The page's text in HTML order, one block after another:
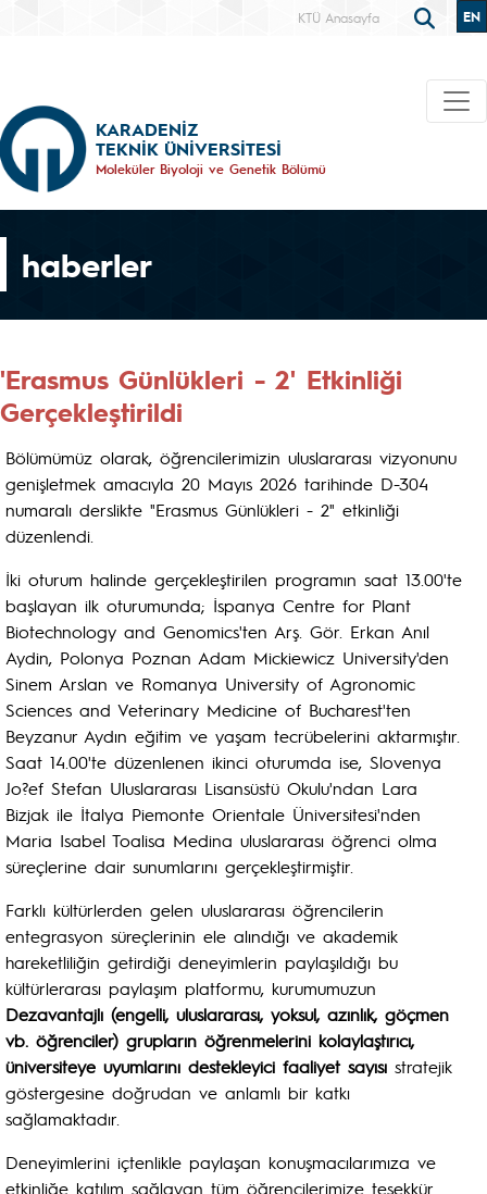
KTÜ Anasayfa EN
KARADENİZ
TEKNİK ÜNİVERSİTESİ
Moleküler Biyoloji ve Genetik Bölümü
haberler
'Erasmus Günlükleri - 2' Etkinliği
Gerçekleştirildi
Bölümümüz olarak, öğrencilerimizin uluslararası vizyonunu
genişletmek amacıyla 20 Mayıs 2026 tarihinde D-304
numaralı derslikte "Erasmus Günlükleri - 2" etkinliği
düzenlendi.
İki oturum halinde gerçekleştirilen programın saat 13.00'te
başlayan ilk oturumunda; İspanya Centre for Plant
Biotechnology and Genomics'ten Arş. Gör. Erkan Anıl
Aydin, Polonya Poznan Adam Mickiewicz University'den
Sinem Arslan ve Romanya University of Agronomic
Sciences and Veterinary Medicine of Bucharest'ten
Beyzanur Aydın eğitim ve yaşam tecrübelerini aktarmıştır.
Saat 14.00'te düzenlenen ikinci oturumda ise, Slovenya
Jo?ef Stefan Uluslararası Lisansüstü Okulu'ndan Lara
Bizjak ile İtalya Piemonte Orientale Üniversitesi'nden
Maria Isabel Toalisa Medina uluslararası öğrenci olma
süreçlerine dair sunumlarını gerçekleştirmiştir.
Farklı kültürlerden gelen uluslararası öğrencilerin
entegrasyon süreçlerinin ele alındığı ve akademik
hareketliliğin getirdiği deneyimlerin paylaşıldığı bu
kültürlerarası paylaşım platformu, kurumumuzun
Dezavantajlı (engelli, uluslararası, yoksul, azınlık, göçmen
vb. öğrenciler) grupların öğrenmelerini kolaylaştırıcı,
üniversiteye uyumlarını destekleyici faaliyet sayısı stratejik
göstergesine doğrudan ve anlamlı bir katkı
sağlamaktadır.
Deneyimlerini içtenlikle paylaşan konuşmacılarımıza ve
etkinliğe katılım sağlayan tüm öğrencilerimize teşekkür